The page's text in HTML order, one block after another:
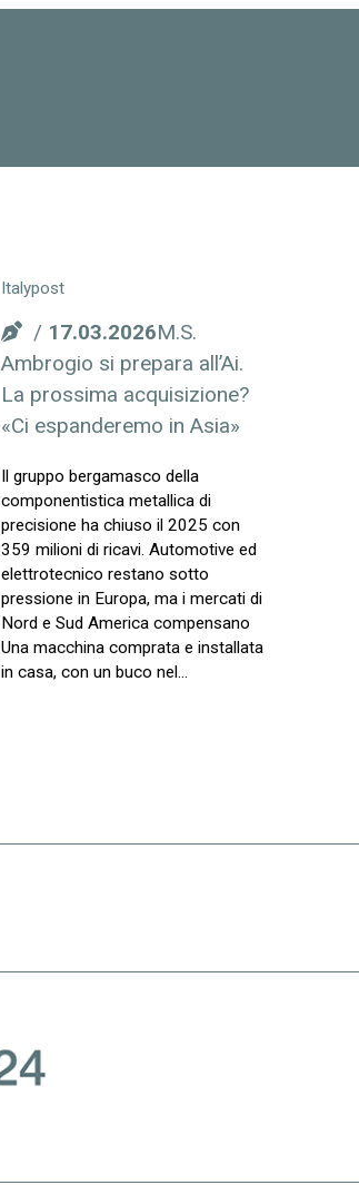
Italypost
17.03.2026M.S.
Ambrogio si prepara all’Ai.
La prossima acquisizione?
«Ci espanderemo in Asia»
Il gruppo bergamasco della
componentistica metallica di
precisione ha chiuso il 2025 con
359 milioni di ricavi. Automotive ed
elettrotecnico restano sotto
pressione in Europa, ma i mercati di
Nord e Sud America compensano
Una macchina comprata e installata
in casa, con un buco nel…